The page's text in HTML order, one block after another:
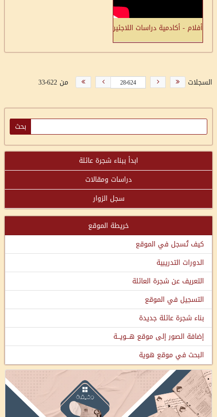
أفلام - أكادمية دراسات اللاجئين - مشروع توثيق القرى الفلسطينية
السجلات من 33٬622
ابدأ ببناء شجرة عائلة
دراسات ومقالات
سجل الزوار
خريطة الموقع
كيف تُسجل في الموقع
الدورات التدريبية
التعريف عن شجرة العائلة
التسجيل في الموقع
بناء شجرة عائلة جديدة
إضافة الصور إلى موقع هـــويـــة
البحث في موقع هوية